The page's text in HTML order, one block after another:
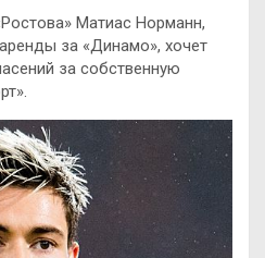
Матиас Норманн,
за «Динамо», хочет
за собственную